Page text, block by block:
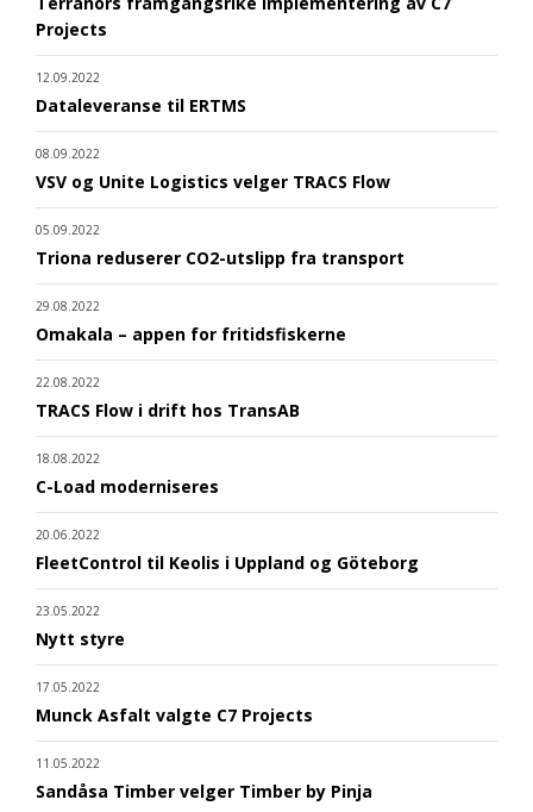
Projects
12.09.2022
Dataleveranse til ERTMS
08.09.2022
VSV og Unite Logistics velger TRACS Flow
05.09.2022
Triona reduserer CO2-utslipp fra transport
29.08.2022
Omakala – appen for fritidsfiskerne
22.08.2022
TRACS Flow i drift hos TransAB
18.08.2022
C-Load moderniseres
20.06.2022
FleetControl til Keolis i Uppland og Göteborg
23.05.2022
Nytt styre
17.05.2022
Munck Asfalt valgte C7 Projects
11.05.2022
Sandåsa Timber velger Timber by Pinja